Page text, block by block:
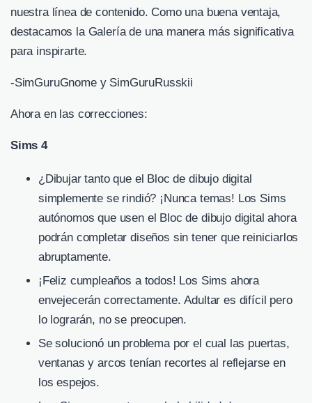
nuestra línea de contenido. Como una buena ventaja,
destacamos la Galería de una manera más significativa
para inspirarte.
-SimGuruGnome y SimGuruRusskii
Ahora en las correcciones:
Sims 4
¿Dibujar tanto que el Bloc de dibujo digital
simplemente se rindió? ¡Nunca temas! Los Sims
autónomos que usen el Bloc de dibujo digital ahora
podrán completar diseños sin tener que reiniciarlos
abruptamente.
¡Feliz cumpleaños a todos! Los Sims ahora
envejecerán correctamente. Adultar es difícil pero
lo lograrán, no se preocupen.
Se solucionó un problema por el cual las puertas,
ventanas y arcos tenían recortes al reflejarse en
los espejos.